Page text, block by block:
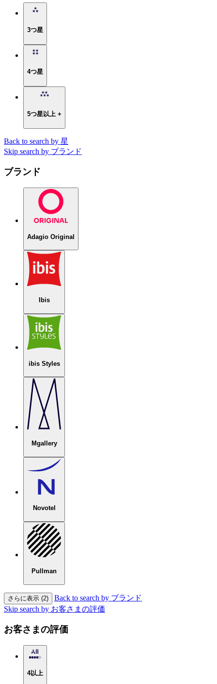
3つ星
4つ星
5つ星以上 +
Back to search by 星
Skip search by ブランド
ブランド
Adagio Original
Ibis
ibis Styles
Mgallery
Novotel
Pullman
さらに表示 (2)
Back to search by ブランド
Skip search by お客さまの評価
お客さまの評価
4以上